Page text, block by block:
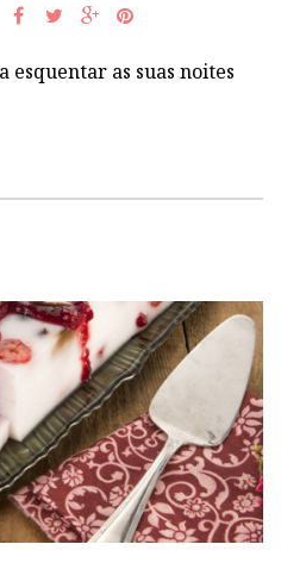
as suas noites